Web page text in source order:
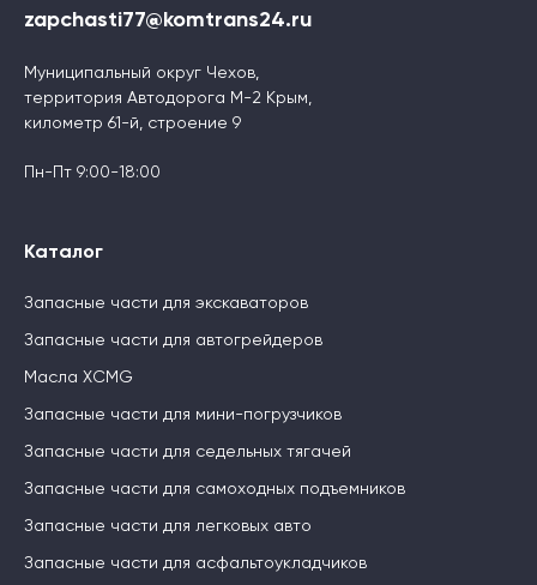
zapchasti77@komtrans24.ru
Муниципальный округ Чехов,
территория Автодорога М-2 Крым,
километр 61-й, строение 9
Пн-Пт 9:00-18:00
Каталог
Запасные части для экскаваторов
Запасные части для автогрейдеров
Масла XCMG
Запасные части для мини-погрузчиков
Запасные части для седельных тягачей
Запасные части для самоходных подъемников
Запасные части для легковых авто
Запасные части для асфальтоукладчиков